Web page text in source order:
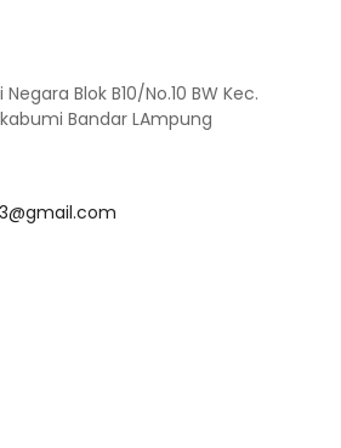
Blok B10/No.10 BW Kec.
Bandar LAmpung